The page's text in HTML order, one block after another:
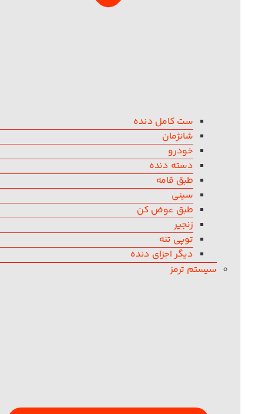
ست کامل دنده
شانژمان
خودرو
دسته دنده
طبق قامه
سینی
طبق عوض کن
زنجیر
توپی تنه
دیگر اجزای دنده
سیستم ترمز